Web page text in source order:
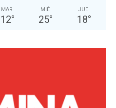
MAR
12°
MIÉ
25°
JUE
18°